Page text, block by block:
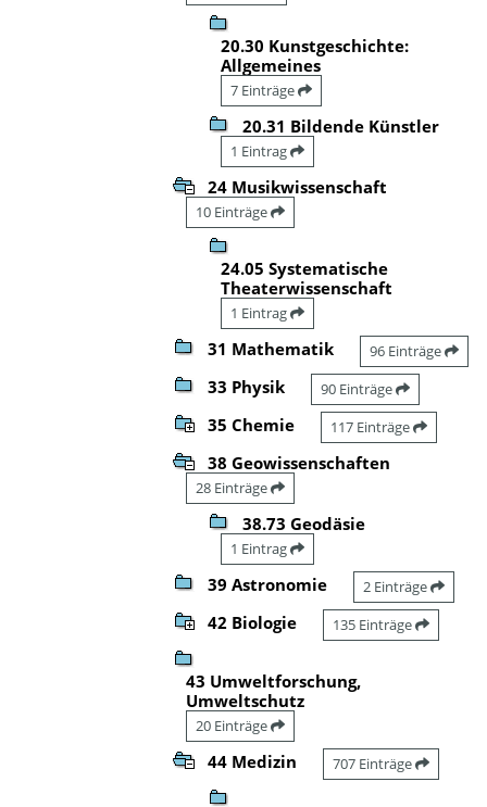
20.30 Kunstgeschichte:
Allgemeines
7 Einträge
20.31 Bildende Künstler
1 Eintrag
24 Musikwissenschaft
10 Einträge
24.05 Systematische
Theaterwissenschaft
1 Eintrag
31 Mathematik 96 Einträge
33 Physik 90 Einträge
35 Chemie 117 Einträge
38 Geowissenschaften
28 Einträge
38.73 Geodäsie
1 Eintrag
39 Astronomie 2 Einträge
42 Biologie 135 Einträge
43 Umweltforschung,
Umweltschutz
20 Einträge
44 Medizin 707 Einträge